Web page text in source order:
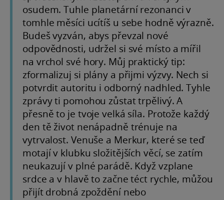
osudem. Tuhle planetární rezonanci v
tomhle měsíci ucítíš u sebe hodně výrazně.
Budeš vyzván, abys převzal nové
odpovědnosti, udržel si své místo a mířil
na vrchol své hory. Můj praktický tip:
zformalizuj si plány a přijmi výzvy. Nech si
potvrdit autoritu i odborný nadhled. Tyhle
zprávy ti pomohou zůstat trpělivý. A
přesně to je tvoje velká síla. Protože každý
den tě život nenápadně trénuje na
vytrvalost. Venuše a Merkur, které se teď
motají v klubku složitějších věcí, se zatím
neukazují v plné parádě. Když vzplane
srdce a v hlavě to začne téct rychle, můžou
přijít drobná zpoždění nebo